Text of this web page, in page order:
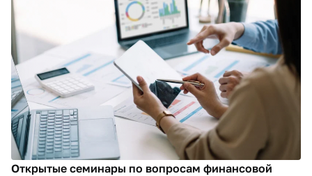
Открытые семинары по вопросам финансовой